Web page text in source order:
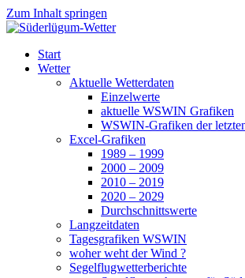
Zum Inhalt springen
Süderlügum-Wetter
Start
Wetter
Aktuelle Wetterdaten
Einzelwerte
aktuelle WSWIN Grafiken
WSWIN-Grafiken der
Excel-Grafiken
1989 – 1999
2000 – 2009
2010 – 2019
2020 – 2029
Durchschnittswerte
Langzeitdaten
Tagesgrafiken WSWIN
woher weht der Wind ?
Segelflugwetterberichte